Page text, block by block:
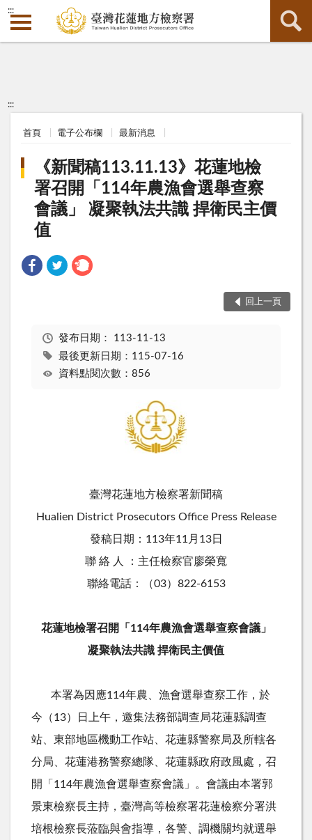
:::
:::
首頁 電子公布欄 最新消息
《新聞稿113.11.13》花蓮地檢
署召開「114年農漁會選舉查察
會議」 凝聚執法共識 捍衛民主價
值
回上一頁
發布日期： 113-11-13
最後更新日期：115-07-16
資料點閱次數：856
臺灣花蓮地方檢察署新聞稿
Hualien District Prosecutors Office Press Release
發稿日期：113年11月13日
聯 絡 人 ：主任檢察官廖榮寬
聯絡電話：（03）822-6153
花蓮地檢署召開「114年農漁會選舉查察會議」
凝聚執法共識 捍衛民主價值
本署為因應114年農、漁會選舉查察工作，於
今（13）日上午，邀集法務部調查局花蓮縣調查
站、東部地區機動工作站、花蓮縣警察局及所轄各
分局、花蓮港務警察總隊、花蓮縣政府政風處，召
開「114年農漁會選舉查察會議」。會議由本署郭
景東檢察長主持，臺灣高等檢察署花蓮檢察分署洪
培根檢察長蒞臨與會指導，各警、調機關均就選舉